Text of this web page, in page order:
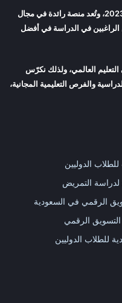
Persmind هي شركة تعليمية تأسست عام 2023، وتُعد منصة رائدة في مجال
الراغبين في الدراسة في أفضل
العالمي، ولذلك نكرّس
والفرص التعليمية المجانية،
الدوليين
التمريض
الرقمي في السعودية
التسويق الرقمي
للطلاب الدوليين